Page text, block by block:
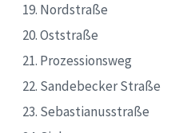
Nordstraße
Oststraße
Prozessionsweg
Sandebecker Straße
Sebastianusstraße